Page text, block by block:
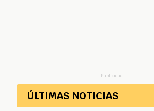
Publicidad
ÚLTIMAS NOTICIAS